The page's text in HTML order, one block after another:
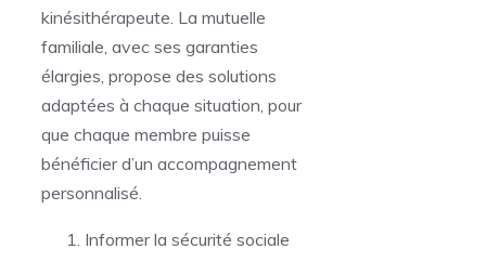
kinésithérapeute. La mutuelle
familiale, avec ses garanties
élargies, propose des solutions
adaptées à chaque situation, pour
que chaque membre puisse
bénéficier d’un accompagnement
personnalisé.
Informer la sécurité sociale